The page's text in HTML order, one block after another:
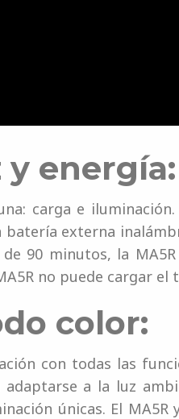
y energía:
carga e
batería externa
90 minutos, la
no puede cargar
color:
con todas las
adaptarse a la luz
únicas. El